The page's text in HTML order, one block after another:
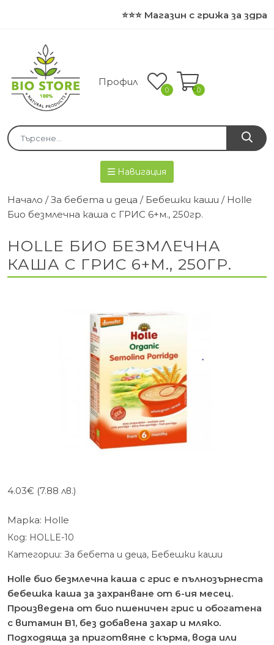
⭐⭐⭐ Магазин с грижа за
Профил
0 0
Навигация
Начало /За бебета и деца / Бебешки каши / Holle
Био безмлечна каша с ГРИС 6+м., 250гр.
HOLLE БИО БЕЗМЛЕЧНА
КАША С ГРИС 6+М., 250ГР.
4.03€ (7.88 лв.)
Марка: Holle
Код: HOLLE-10
Категории: За бебета и деца, Бебешки каши
Holle био безмлечна каша с грис е пълнозърнеста
бебешка каша за захранване от 6-ия месец.
Произведена от био пшеничен грис и обогатена
с витамин B1, без добавена захар и мляко.
Подходяща за приготвяне с кърма, вода или